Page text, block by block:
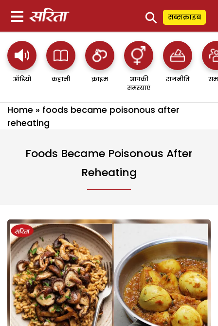
⚲ सब्सक्राइब
ऑडियो कहानी क्राइम
आपकी
समस्याएं
राजनीति
Home » foods became poisonous after
reheating
Foods Became Poisonous After
Reheating